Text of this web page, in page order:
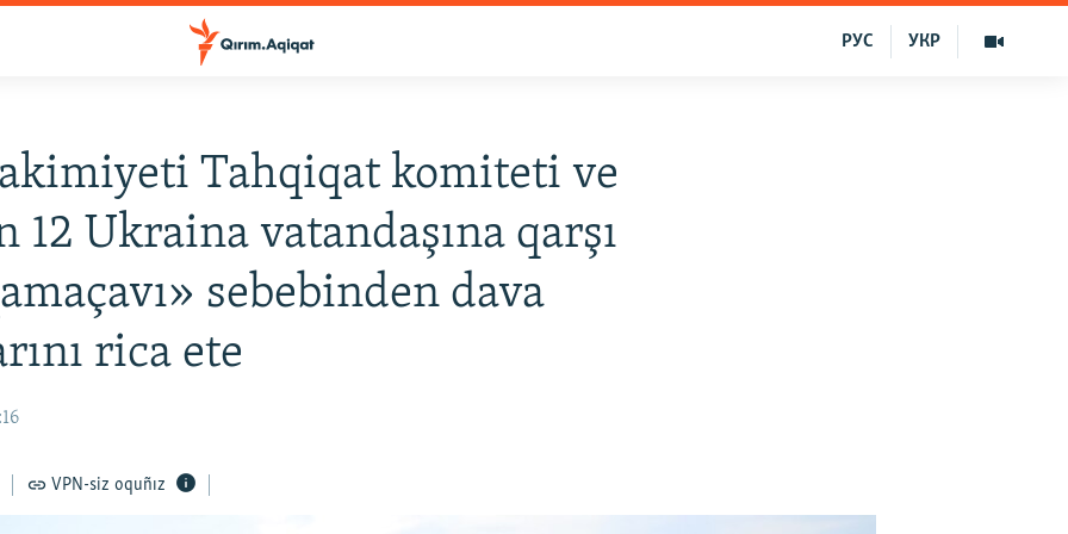
УКР
РУС
akimiyeti Tahqiqat komiteti ve
12 Ukraina vatandaşına qarşı
sebebinden dava
rica ete
VPN-siz oquñız